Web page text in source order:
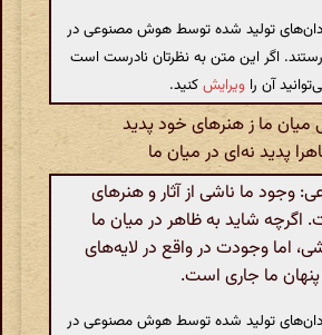
تولید شده توسط هوش مصنوعی در
اگر این متن به نظرتان نادرست است
آن را ویرایشکنید.
ما ز هنرهای خود پدید
پدید نه‌ای در میان ما
ما ناشی از آثار و هنرهای
شاید به ظاهر در میان ما
اما وجودت در واقع در لایه‌های
پنهان ما جاری است.
تولید شده توسط هوش مصنوعی در